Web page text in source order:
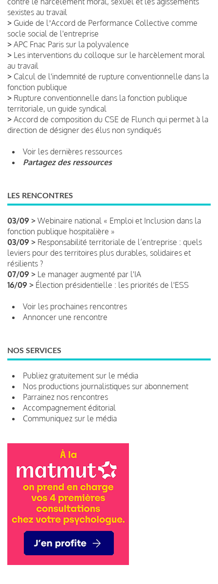
sexistes au travail
> Guide de lʼAccord de Performance Collective comme
socle social de l'entreprise
> APC Fnac Paris sur la polyvalence
> Les interventions du colloque sur le harcèlement moral
au travail
> Calcul de l'indemnité de rupture conventionnelle dans la
fonction publique
> Rupture conventionnelle dans la fonction publique
territoriale, un guide syndical
> Accord de composition du CSE de Flunch qui permet à la
direction de désigner des élus non syndiqués
Voir les dernières ressources
Partagez des ressources
LES RENCONTRES
03/09 > Webinaire national « Emploi et Inclusion dans la
fonction publique hospitalière »
03/09 > Responsabilité territoriale de l’entreprise : quels
leviers pour des territoires plus durables, solidaires et
résilients ?
07/09 > Le manager augmenté par l'IA
16/09 > Élection présidentielle : les priorités de l'ESS
Voir les prochaines rencontres
Annoncer une rencontre
NOS SERVICES
Publiez gratuitement sur le média
Nos productions journalistiques sur abonnement
Parrainez nos rencontres
Accompagnement éditorial
Communiquez sur le média